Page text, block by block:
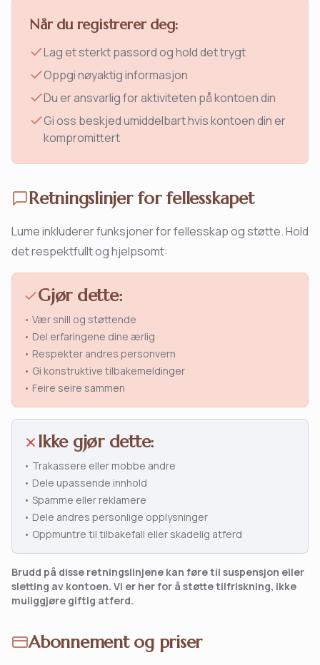
Når du registrerer deg:
Lag et sterkt passord og hold det trygt
Oppgi nøyaktig informasjon
Du er ansvarlig for aktiviteten på kontoen din
Gi oss beskjed umiddelbart hvis kontoen din er
kompromittert
Retningslinjer for fellesskapet
Lume inkluderer funksjoner for fellesskap og støtte. Hold
det respektfullt og hjelpsomt:
Gjør dette:
• Vær snill og støttende
• Del erfaringene dine ærlig
• Respekter andres personvern
• Gi konstruktive tilbakemeldinger
• Feire seire sammen
Ikke gjør dette:
• Trakassere eller mobbe andre
• Dele upassende innhold
• Spamme eller reklamere
• Dele andres personlige opplysninger
• Oppmuntre til tilbakefall eller skadelig atferd
Brudd på disse retningslinjene kan føre til suspensjon eller
sletting av kontoen. Vi er her for å støtte tilfriskning, ikke
muliggjøre giftig atferd.
Abonnement og priser